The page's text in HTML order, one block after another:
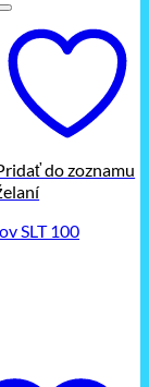
do zoznamu
SLT 100